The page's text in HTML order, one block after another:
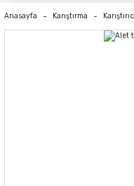
Anasayfa Karıştırma